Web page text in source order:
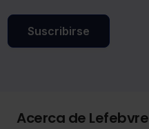
Suscribirse
Acerca de Lefebvre